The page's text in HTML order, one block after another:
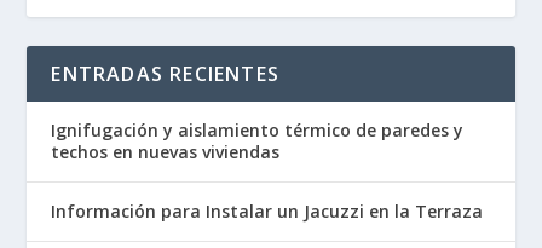
ENTRADAS RECIENTES
Ignifugación y aislamiento térmico de paredes y
techos en nuevas viviendas
Información para Instalar un Jacuzzi en la Terraza